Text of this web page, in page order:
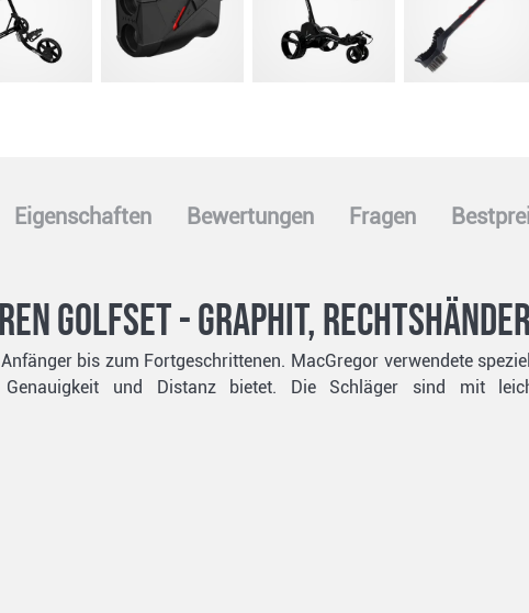
Eigenschaften Bewertungen Fragen
Golfset - graphit, Rechtshänder
bis zum Fortgeschrittenen. MacGregor verwendete
Genauigkeit und Distanz bietet. Die Schläger sind mit